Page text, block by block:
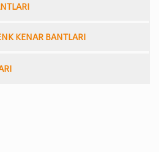
KENAR BANTLARI